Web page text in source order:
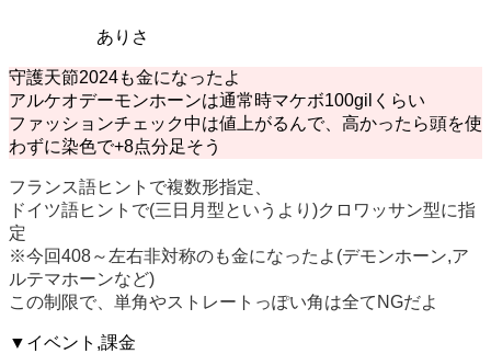
ありさ
守護天節2024も金になったよ
アルケオデーモンホーンは通常時マケボ100gilくらい
ファッションチェック中は値上がるんで、高かったら頭を使
わずに染色で+8点分足そう
フランス語ヒントで複数形指定、
ドイツ語ヒントで(三日月型というより)クロワッサン型に指
定
※今回408～左右非対称のも金になったよ(デモンホーン,ア
ルテマホーンなど)
この制限で、単角やストレートっぽい角は全てNGだよ
▼イベント,課金